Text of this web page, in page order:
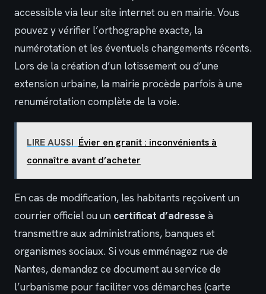
accessible via leur site internet ou en mairie. Vous
pouvez y vérifier l’orthographe exacte, la
numérotation et les éventuels changements récents.
Lors de la création d’un lotissement ou d’une
extension urbaine, la mairie procède parfois à une
renumérotation complète de la voie.
LIRE AUSSI Évier en granit : inconvénients à
connaître avant d’acheter
En cas de modification, les habitants reçoivent un
courrier officiel ou un certificat d’adresse à
transmettre aux administrations, banques et
organismes sociaux. Si vous emménagez rue de
Nantes, demandez ce document au service de
l’urbanisme pour faciliter vos démarches (carte